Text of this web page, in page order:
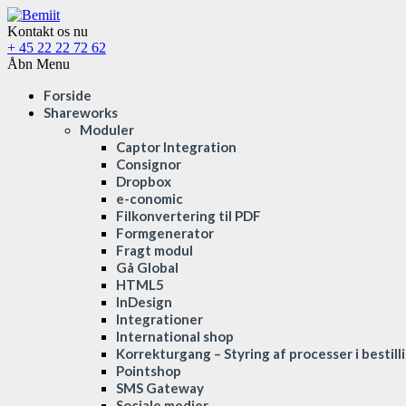
Kontakt os nu
+ 45 22 22 72 62
Åbn Menu
Forside
Shareworks
Moduler
Captor Integration
Consignor
Dropbox
e-conomic
Filkonvertering til PDF
Formgenerator
Fragt modul
Gå Global
HTML5
InDesign
Integrationer
International shop
Korrekturgang – Styring af processer i
Pointshop
SMS Gateway